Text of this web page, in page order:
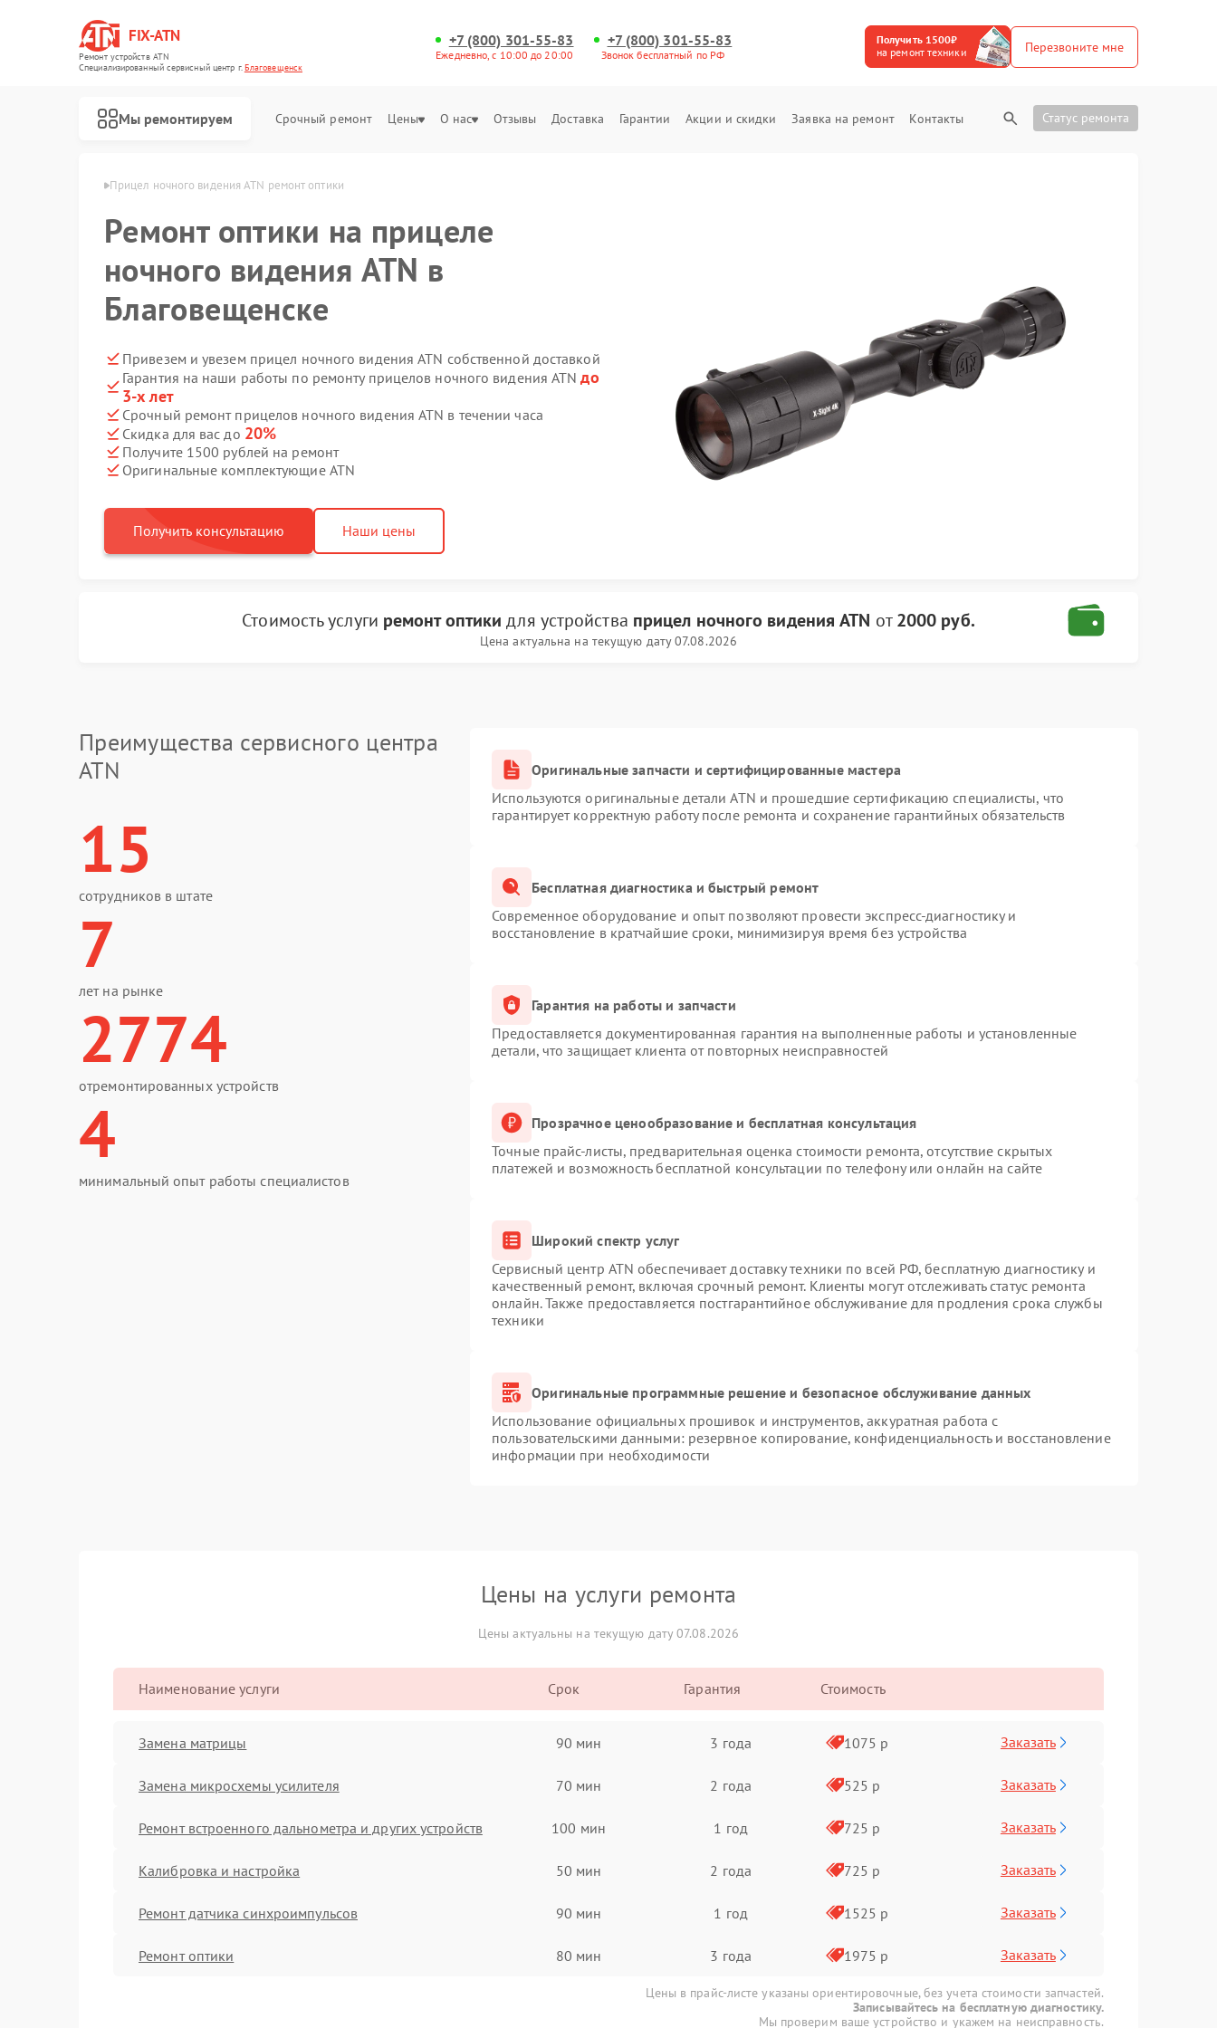
FIX-ATN
Ремонт устройств ATN
Специализированный cервисный центр г.Благовещенск
+7 (800) 301-55-83
Ежедневно, с 10:00 до 20:00
+7 (800) 301-55-83
Звонок бесплатный по РФ
Получить 1500₽
на ремонт техники
Перезвоните мне
Мы ремонтируем Срочный ремонт Цены О нас Отзывы Доставка Гарантии Акции и скидки Заявка на ремонт Контакты Статус ремонта
Прицел ночного видения ATN ремонт оптики
Ремонт оптики на прицеле
ночного видения ATN в
Благовещенске
Привезем и увезем прицел ночного видения ATN собственной доставкой
Гарантия на наши работы по ремонту прицелов ночного видения ATNдо
3-х лет
Срочный ремонт прицелов ночного видения ATN в течении часа
Скидка для вас до 20%
Получите 1500 рублей на ремонт
Оригинальные комплектующие ATN
Получить консультацию Наши цены
Стоимость услуги ремонт оптики для устройства прицел ночного видения ATN от2000 руб.
Цена актуальна на текущую дату 07.08.2026
Преимущества сервисного центра
ATN
15
сотрудников в штате
7
лет на рынке
2774
отремонтированных устройств
4
минимальный опыт работы специалистов
Оригинальные запчасти и сертифицированные мастера
Используются оригинальные детали ATN и прошедшие сертификацию специалисты, что
гарантирует корректную работу после ремонта и сохранение гарантийных обязательств
Бесплатная диагностика и быстрый ремонт
Современное оборудование и опыт позволяют провести экспресс-диагностику и
восстановление в кратчайшие сроки, минимизируя время без устройства
Гарантия на работы и запчасти
Предоставляется документированная гарантия на выполненные работы и установленные
детали, что защищает клиента от повторных неисправностей
Прозрачное ценообразование и бесплатная консультация
Точные прайс-листы, предварительная оценка стоимости ремонта, отсутствие скрытых
платежей и возможность бесплатной консультации по телефону или онлайн на сайте
Широкий спектр услуг
Сервисный центр ATN обеспечивает доставку техники по всей РФ, бесплатную диагностику и
качественный ремонт, включая срочный ремонт. Клиенты могут отслеживать статус ремонта
онлайн. Также предоставляется постгарантийное обслуживание для продления срока службы
техники
Оригинальные программные решение и безопасное обслуживание данных
Использование официальных прошивок и инструментов, аккуратная работа с
пользовательскими данными: резервное копирование, конфиденциальность и восстановление
информации при необходимости
Цены на услуги ремонта
Цены актуальны на текущую дату 07.08.2026
Наименование услуги Срок Гарантия Стоимость
Замена матрицы 90 мин 3 года 1075 р Заказать
Замена микросхемы усилителя 70 мин 2 года 525 р Заказать
Ремонт встроенного дальнометра и других устройств 100 мин 1 год 725 р Заказать
Калибровка и настройка 50 мин 2 года 725 р Заказать
Ремонт датчика синхроимпульсов 90 мин 1 год 1525 р Заказать
Ремонт оптики 80 мин 3 года 1975 р Заказать
Цены в прайс-листе указаны ориентировочные, без учета стоимости запчастей.
Записывайтесь на бесплатную диагностику.
Мы проверим ваше устройство и укажем на неисправность.